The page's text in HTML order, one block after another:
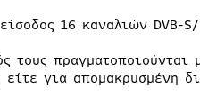
16 καναλιών DVB-
τους
για απομακρυσμένη